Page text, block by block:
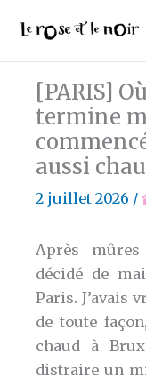
contenu
[PARIS]
termine
aussi
2 juillet 2026 /
Après
décidé de
Paris. J’avais
de toute
chaud à
distraire un